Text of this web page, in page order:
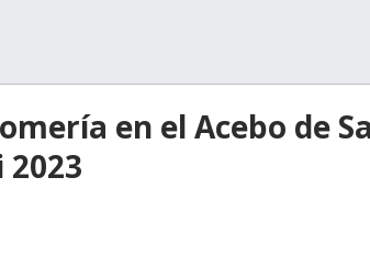
en el Acebo de